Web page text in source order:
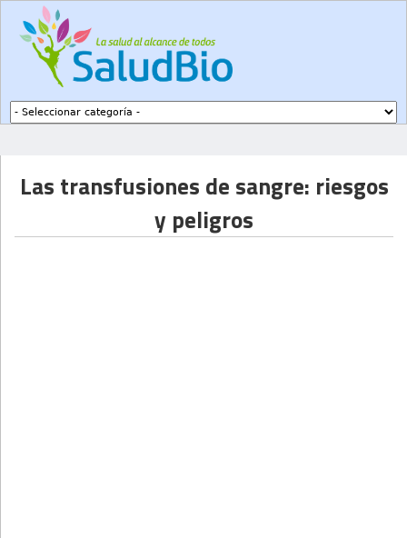
Las transfusiones de sangre: riesgos
y peligros